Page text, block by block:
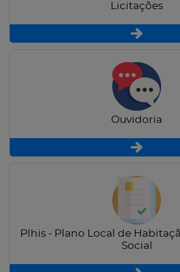
Licitações
Ouvidoria
Plhis - Plano Local de
Social